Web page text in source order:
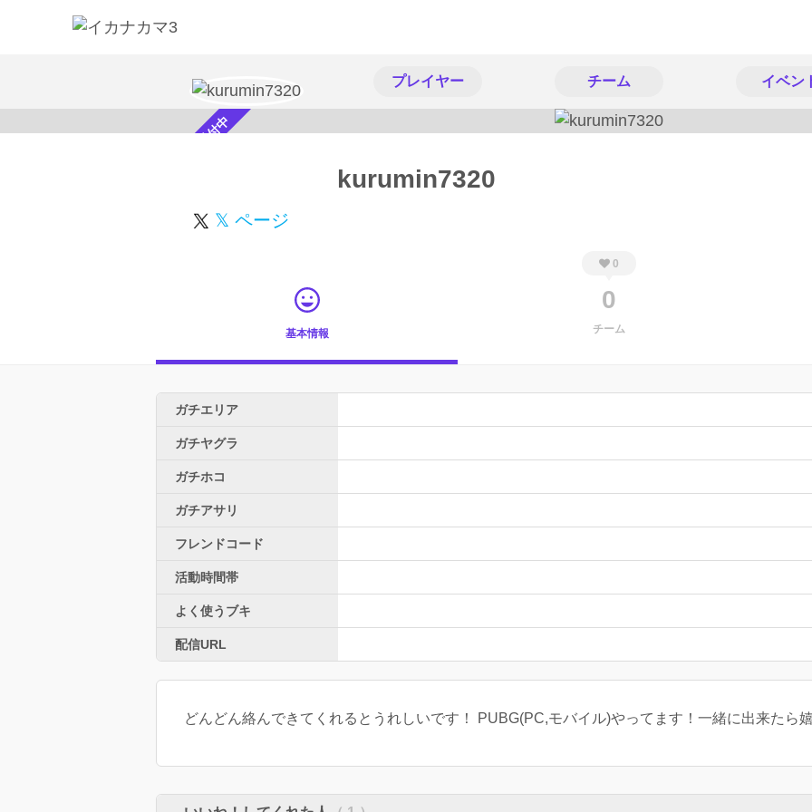
プレイヤー チーム イベン
スカウト受付中 kurumin7320
𝕏 ページ
基本情報
0
0
チーム
ガチエリア
ガチヤグラ
ガチホコ
ガチアサリ
フレンドコード
活動時間帯
よく使うブキ
配信URL
どんどん絡んできてくれるとうれしいです！ PUBG(PC,モバイル)やってます！一緒に出来たら